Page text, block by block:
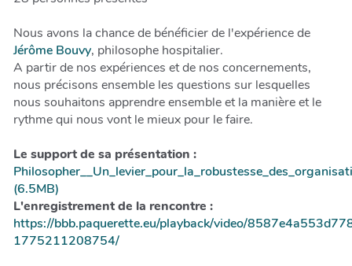
Nous avons la chance de bénéficier de l'expérience de
Jérôme Bouvy, philosophe hospitalier.
A partir de nos expériences et de nos concernements,
nous précisons ensemble les questions sur lesquelles
nous souhaitons apprendre ensemble et la manière et le
rythme qui nous vont le mieux pour le faire.
Le support de sa présentation :
(6.5MB)
L'enregistrement de la rencontre :
https://bbb.paquerette.eu/playback/video/
1775211208754/